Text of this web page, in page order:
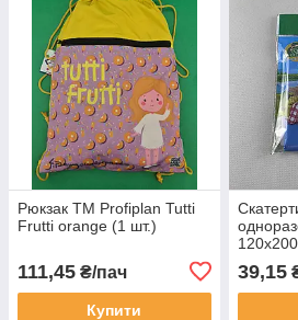
Рюкзак TM Profiplan Tutti
Frutti orange (1 шт.)
111,45 ₴/пач
Купити
Торба"
39,15